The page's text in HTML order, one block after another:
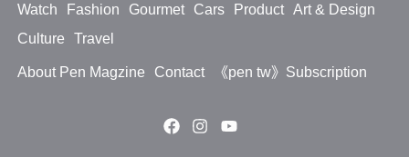
Watch Fashion Gourmet Cars Product
Art & Design
Culture
Travel
About Pen Magzine Contact 《pen tw》Subscription